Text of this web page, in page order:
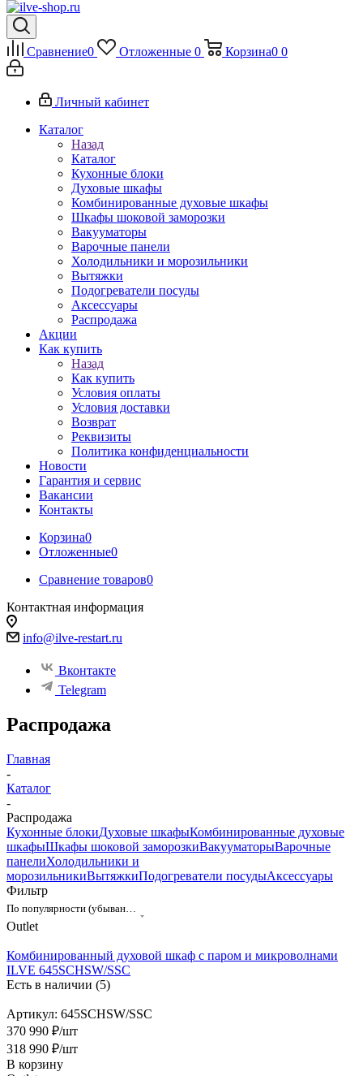
Сравнение0 Отложенные 0 Корзина0 0
Личный кабинет
Каталог
Назад
Каталог
Кухонные блоки
Духовые шкафы
Комбинированные духовые шкафы
Шкафы шоковой заморозки
Вакууматоры
Варочные панели
Холодильники и морозильники
Вытяжки
Подогреватели посуды
Аксессуары
Распродажа
Акции
Как купить
Назад
Как купить
Условия оплаты
Условия доставки
Возврат
Реквизиты
Политика конфиденциальности
Новости
Гарантия и сервис
Вакансии
Контакты
Корзина0
Отложенные0
Сравнение товаров0
Контактная информация
info@ilve-restart.ru
Вконтакте
Telegram
Распродажа
Главная
-
Каталог
-
Распродажа
Кухонные блокиДуховые шкафыКомбинированные духовые
шкафыШкафы шоковой заморозкиВакууматорыВарочные
панелиХолодильники и
морозильникиВытяжкиПодогреватели посудыАксессуары
Фильтр
Outlet
Комбинированный духовой шкаф с паром и микроволнами
ILVE 645SCHSW/SSC
Есть в наличии (5)
Артикул: 645SCHSW/SSC
370 990 ₽/шт
318 990 ₽/шт
В корзину